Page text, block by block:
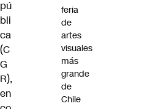
pú
bli
ca
(C
G
R),
en
feria
de
artes
visuales
más
grande
de
Chile